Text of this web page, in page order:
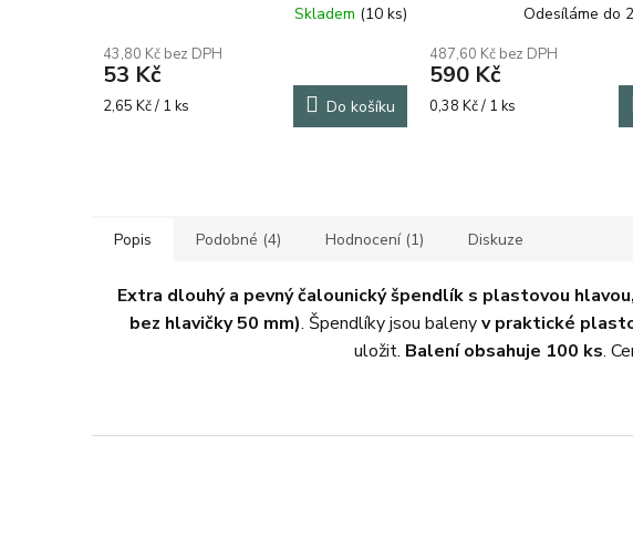
Skladem (10 ks)
43,80 Kč bez DPH
53 Kč
Měrná
2,65 Kč / 1 ks Do košíku
Odesíláme do
487,60 Kč bez DPH
590 Kč
Měrná
0,38 Kč / 1 ks
Popis Podobné (4) Hodnocení (1) Diskuze
Extra dlouhý a pevný čalounický špendlík s plastovou
bez hlavičky 50 mm). Špendlíky jsou balenyv praktické
uložit. Balení obsahuje 100 ks.